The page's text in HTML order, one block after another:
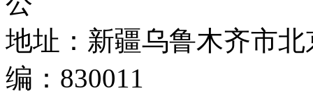
地址：新疆乌鲁木齐市
编：830011